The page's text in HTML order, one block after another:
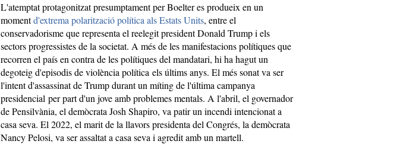
L'atemptat protagonitzat presumptament per Boelter es produeix en un
momentd'extrema polarització política als Estats Units, entre el
conservadorisme que representa el reelegit president Donald Trump i els
sectors progressistes de la societat. A més de les manifestacions polítiques que
recorren el país en contra de les polítiques del mandatari, hi ha hagut un
degoteig d'episodis de violència política els últims anys. El més sonat va ser
l'intent d'assassinat de Trump durant un míting de l'última campanya
presidencial per part d'un jove amb problemes mentals. A l'abril, el governador
de Pensilvània, el demòcrata Josh Shapiro, va patir un incendi intencionat a
casa seva. El 2022, el marit de la llavors presidenta del Congrés, la demòcrata
Nancy Pelosi, va ser assaltat a casa seva i agredit amb un martell.